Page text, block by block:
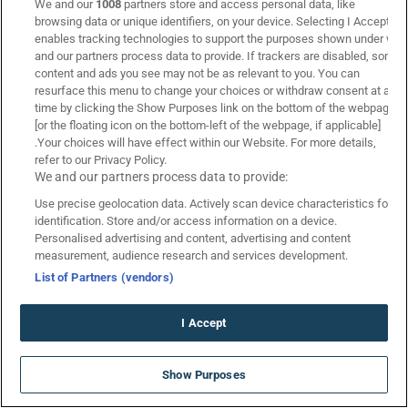
Κάνε εγγραφή για να λαμβάνεις
αναλύσεις/προγνωστικά αγώνων
στοιχήματος!
Υποβολή
Είμαι άνω των 21 ετών | Συμφωνώ με τους Όρους &
Προϋποθέσεις*
Promo Code SUMMER710 για… 710
Δώρα* ΧΩΡΙΣ ΚΑΤΑΘΕΣΗ
We and our 1008 partners store and access personal data, like
browsing data or unique identifiers, on your device. Selecting I Accept
enables tracking technologies to support the purposes shown under we
and our partners process data to provide. If trackers are disabled, some
content and ads you see may not be as relevant to you. You can
resurface this menu to change your choices or withdraw consent at any
time by clicking the Show Purposes link on the bottom of the webpage
[or the floating icon on the bottom-left of the webpage, if applicable]
.Your choices will have effect within our Website. For more details,
refer to our Privacy Policy.
We and our partners process data to provide:
Use precise geolocation data. Actively scan device characteristics for
identification. Store and/or access information on a device.
Personalised advertising and content, advertising and content
measurement, audience research and services development.
List of Partners (vendors)
I Accept
Show Purposes